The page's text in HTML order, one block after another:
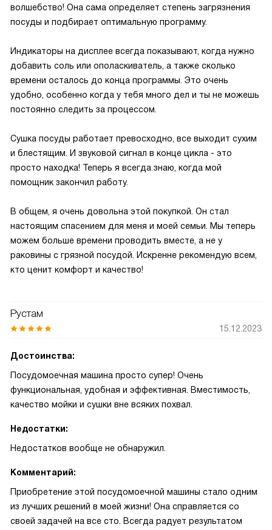
волшебство! Она сама определяет степень загрязнения
посуды и подбирает оптимальную программу.
Индикаторы на дисплее всегда показывают, когда нужно
добавить соль или ополаскиватель, а также сколько
времени осталось до конца программы. Это очень
удобно, особенно когда у тебя много дел и ты не можешь
постоянно следить за процессом.
Сушка посуды работает превосходно, все выходит сухим
и блестящим. И звуковой сигнал в конце цикла - это
просто находка! Теперь я всегда знаю, когда мой
помощник закончил работу.
В общем, я очень довольна этой покупкой. Он стал
настоящим спасением для меня и моей семьи. Мы теперь
можем больше времени проводить вместе, а не у
раковины с грязной посудой. Искренне рекомендую всем,
кто ценит комфорт и качество!
Рустам
15.12.2023
Достоинства:
Посудомоечная машина просто супер! Очень
функциональная, удобная и эффективная. Вместимость,
качество мойки и сушки вне всяких похвал.
Недостатки:
Недостатков вообще не обнаружил.
Комментарий:
Приобретение этой посудомоечной машины стало одним
из лучших решений в моей жизни! Она справляется со
своей задачей на все сто. Всегда радует результатом